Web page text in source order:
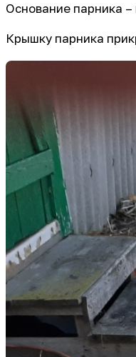
Основание парника
Крышку парника